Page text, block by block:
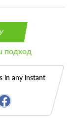
подход
in any instant